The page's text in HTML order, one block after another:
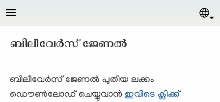
Skip to main content
ബിലീവേര്‍സ് ജേണല്‍
ബിലീവേര്‍സ് ജേണല്‍ പുതിയ ലക്കം
ഡൌണ്‍ലോഡ് ചെയ്യുവാന്‍ ഇവിടെ ക്ലിക്ക്